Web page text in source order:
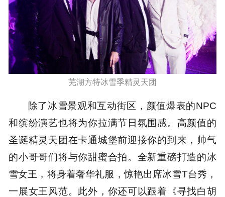
芜湖方特冰雪季精灵天团
除了冰雪景观和互动街区，颜值爆表的NPC
和缤纷演艺也将为你拉满节日氛围感。高颜值的
圣诞精灵天团在卡通城堡前迎接你的到来，帅气
的小哥哥们将与你甜蜜合拍。全新重磅打造的冰
雪女王，将身着奢华礼服，惊艳出席冰雪T台秀，
一展女王风范。此外，你还可以跟着《寻找白胡